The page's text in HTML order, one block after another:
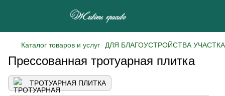
Каталог товаров и услуг ДЛЯ БЛАГОУСТРОЙСТВА УЧАСТКА
Прессованная тротуарная плитка
ТРОТУАРНАЯ ПЛИТКА